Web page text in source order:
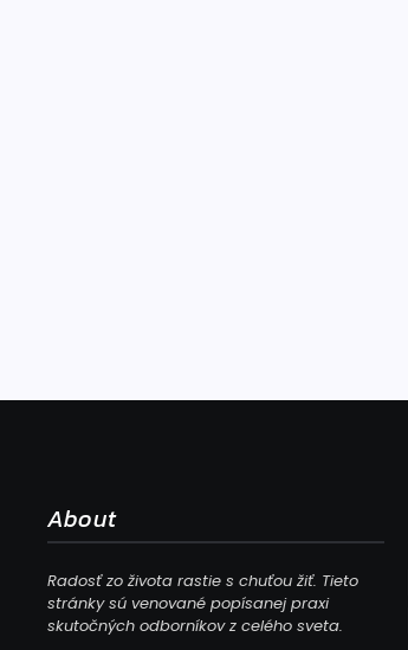
About
Radosť zo života rastie s chuťou žiť. Tieto
stránky sú venované popísanej praxi
skutočných odborníkov z celého sveta.